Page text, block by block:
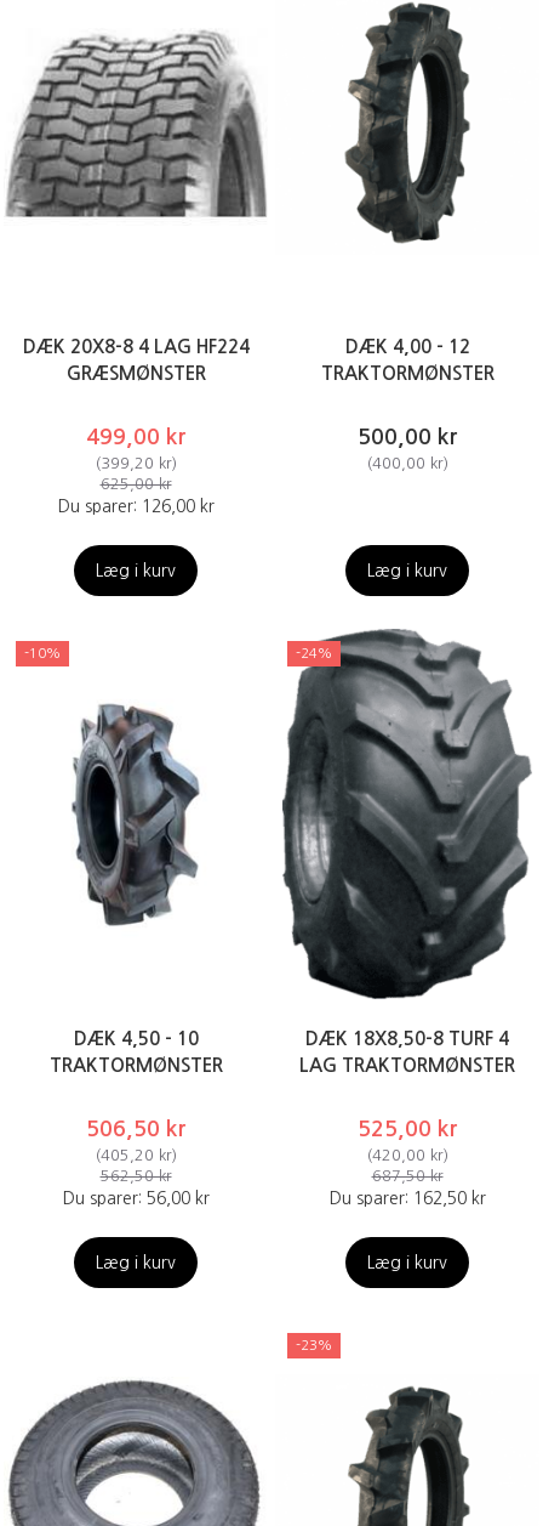
DÆK 20X8-8 4 LAG HF224
GRÆSMØNSTER
499,00 kr
(399,20 kr)
625,00 kr
Du sparer: 126,00 kr
Læg i kurv
DÆK 4,00 - 12
TRAKTORMØNSTER
500,00 kr
(400,00 kr)
Læg i kurv
-10%
DÆK 4,50 - 10
TRAKTORMØNSTER
506,50 kr
(405,20 kr)
562,50 kr
Du sparer: 56,00 kr
Læg i kurv
-24%
DÆK 18X8,50-8 TURF 4
LAG TRAKTORMØNSTER
525,00 kr
(420,00 kr)
687,50 kr
Du sparer: 162,50 kr
Læg i kurv
-23%